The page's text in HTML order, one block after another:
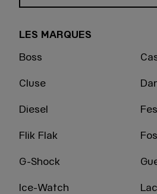
LES MARQUES
Boss
Cluse
Diesel
Flik Flak
G-Shock
Ice-Watch